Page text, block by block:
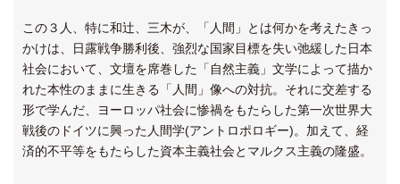
この３人、特に和辻、三木が、「人間」とは何かを考えたきっ
かけは、日露戦争勝利後、強烈な国家目標を失い弛緩した日本
社会において、文壇を席巻した「自然主義」文学によって描か
れた本性のままに生きる「人間」像への対抗。それに交差する
形で学んだ、ヨーロッパ社会に惨禍をもたらした第一次世界大
戦後のドイツに興った人間学(アントロポロギー)。加えて、経
済的不平等をもたらした資本主義社会とマルクス主義の隆盛。